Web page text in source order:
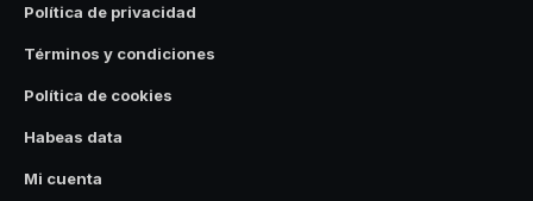
Política de privacidad
Términos y condiciones
Política de cookies
Habeas data
Mi cuenta